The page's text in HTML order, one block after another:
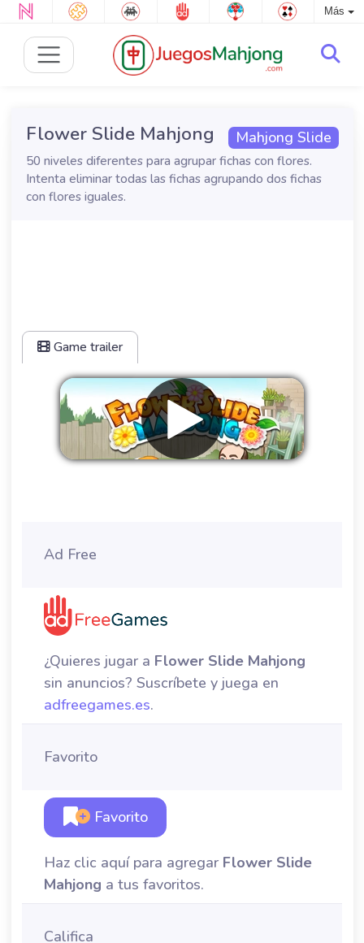
Más
Mahjong Slide
Flower Slide Mahjong
50 niveles diferentes para agrupar fichas con flores.
Intenta eliminar todas las fichas agrupando dos fichas
con flores iguales.
Game trailer
Ad Free
¿Quieres jugar a Flower Slide Mahjong
sin anuncios? Suscríbete y juega en
adfreegames.es.
Favorito
Favorito
Haz clic aquí para agregar Flower Slide
Mahjong a tus favoritos.
Califica